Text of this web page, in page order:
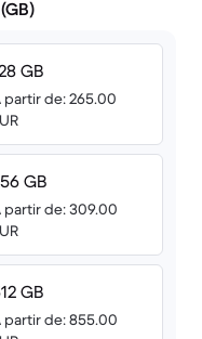
GB
partir de: 265.00
GB
partir de: 309.00
GB
partir de: 855.00